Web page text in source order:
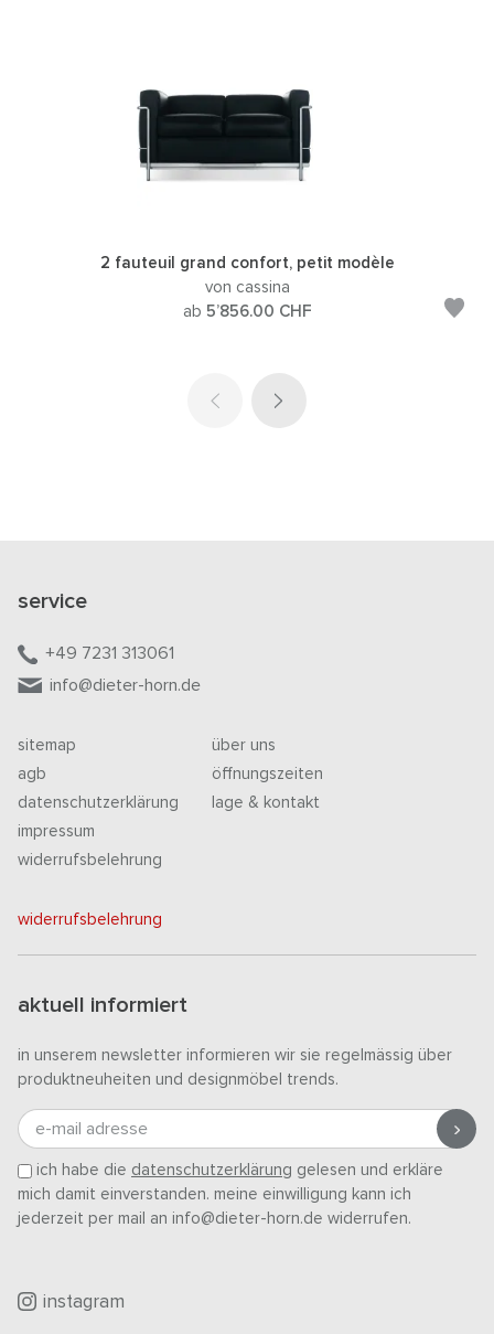
2 fauteuil grand confort, petit modèle
von cassina
ab 5’856.00 CHF
service
+49 7231 313061
info@dieter-horn.de
sitemap
agb
datenschutzerklärung
impressum
widerrufsbelehrung
über uns
öffnungszeiten
lage & kontakt
widerrufsbelehrung
aktuell informiert
in unserem newsletter informieren wir sie regelmässig über
produktneuheiten und designmöbel trends.
e-mail adresse
ich habe die datenschutzerklärung gelesen und erkläre
mich damit einverstanden. meine einwilligung kann ich
jederzeit per mail an info@dieter-horn.de widerrufen.
instagram